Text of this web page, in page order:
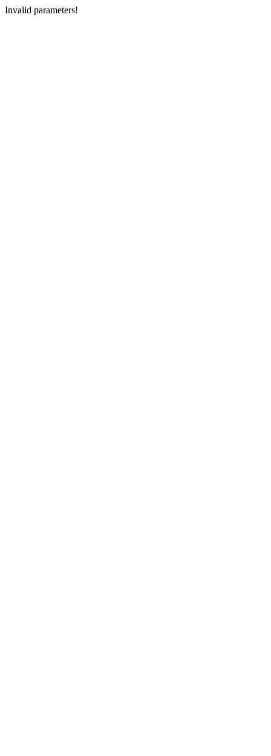
Invalid parameters!